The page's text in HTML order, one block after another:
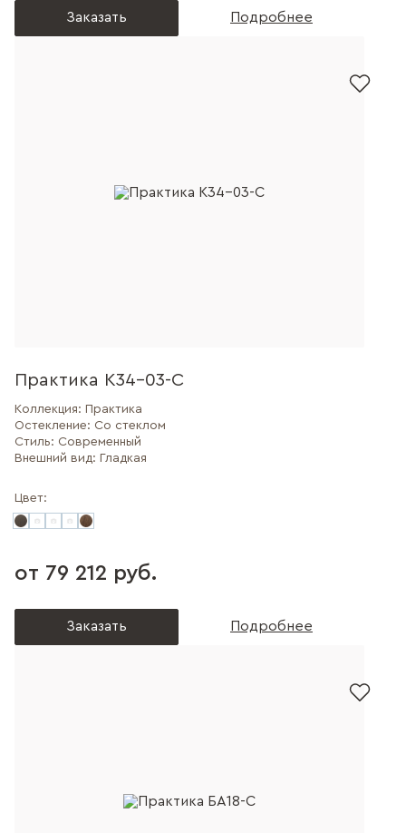
Заказать Подробнее
Практика К34-03-С
Коллекция: Практика
Остекление: Со стеклом
Стиль: Современный
Внешний вид: Гладкая
Цвет:
от 79 212 руб.
Заказать Подробнее